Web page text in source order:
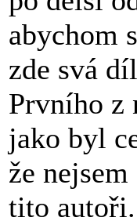
abychom
zde svá
Prvního z
jako byl
že
tito